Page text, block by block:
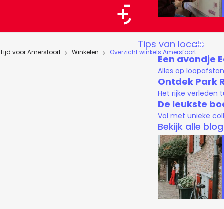
G
a
r
Tips van locals
Een avondje
Alles op
Ontdek Park
Het rijke verleden
De leukste
Vol met unieke
Bekijk alle
Tijd voor Amersfoort Winkelen Overzicht winkels Amersfoort